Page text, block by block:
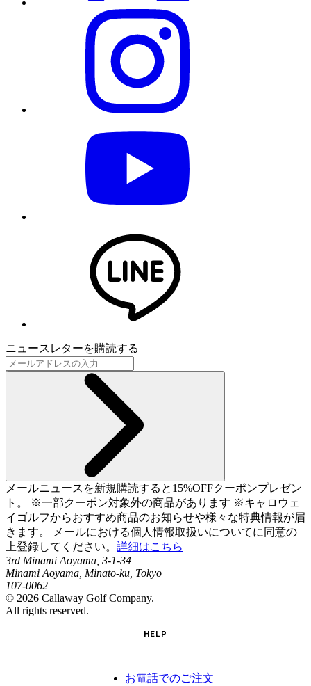
ニュースレターを購読する
メールニュースを新規購読すると15%OFFクーポンプレゼン
ト。 ※一部クーポン対象外の商品があります ※キャロウェ
イゴルフからおすすめ商品のお知らせや様々な特典情報が届
きます。 メールにおける個人情報取扱いについてに同意の
上登録してください。 詳細はこちら
3rd Minami Aoyama, 3-1-34
Minami Aoyama, Minato-ku, Tokyo
107-0062
© 2026 Callaway Golf Company.
All rights reserved.
HELP
お電話でのご注文